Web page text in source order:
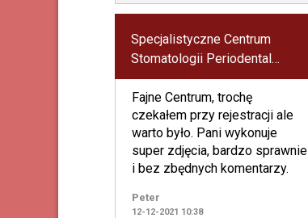
Specjalistyczne Centrum
Stomatologii Periodental
Łukasz Wilczyński
Fajne Centrum, trochę
czekałem przy rejestracji ale
warto było. Pani wykonuje
super zdjęcia, bardzo sprawnie
i bez zbędnych komentarzy.
Peter
12-12-2021 10:38